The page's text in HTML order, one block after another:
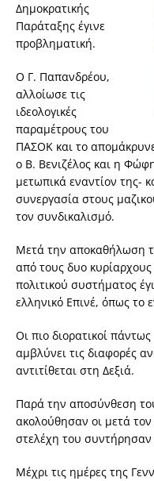
Δημοκρατικής
Παράταξης έγινε
προβληματική.
Ο Γ. Παπανδρέου,
αλλοίωσε τις
ιδεολογικές
παραμέτρους του
ΠΑΣΟΚ και το
ο Β. Βενιζέλος και η
μετωπικά εναντίον της-
συνεργασία στους
τον συνδικαλισμό.
Μετά την αποκαθήλωση
από τους δυο
πολιτικού συστήματος
ελληνικό Επινέ, όπως το
Οι πιο διορατικοί
αμβλύνει τις διαφορές
αντιτίθεται στη Δεξιά.
Παρά την αποσύνθεση
ακολούθησαν οι μετά
στελέχη του
Μέχρι τις ημέρες της